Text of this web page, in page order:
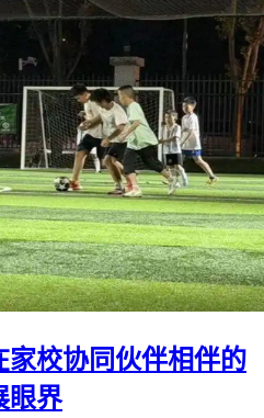
家校协同伙伴相伴的
眼界